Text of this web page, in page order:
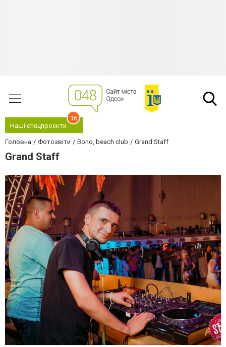
Наші спецпроєкти
16
Головна Фотозвіти Bono, beach club Grand Staff
Grand Staff